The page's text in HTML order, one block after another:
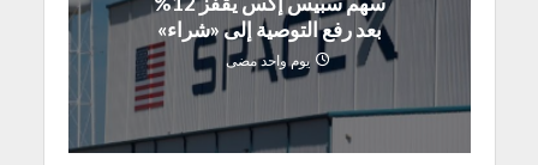
بعد رفع التوصية إلى «شراء»
يوم واحد مضى